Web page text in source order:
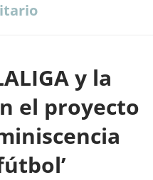
y la
el proyecto